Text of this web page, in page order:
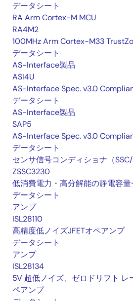
データシート
RA Arm Cortex-M MCU
RA4M2
100MHz Arm Cortex-M33
データシート
AS-Interface製品
ASI4U
AS-Interface Spec. v3.0
データシート
AS-Interface製品
SAP5
AS-Interface Spec. v3.0
データシート
センサ信号コンディショナ（SSC/
ZSSC3230
低消費電力・高分解能の静電容
データシート
アンプ
ISL28110
高精度低ノイズJFETオペアンプ
データシート
アンプ
ISL28134
5V 超低ノイズ、ゼロドリフト
ペアンプ